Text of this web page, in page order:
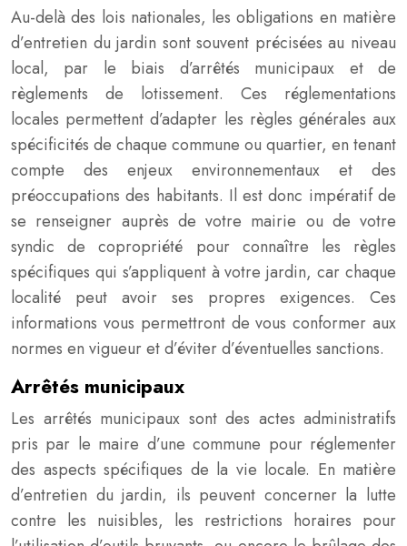
Au-delà des lois nationales, les obligations en matière
d’entretien du jardin sont souvent précisées au niveau
local, par le biais d’arrêtés municipaux et de
règlements de lotissement. Ces réglementations
locales permettent d’adapter les règles générales aux
spécificités de chaque commune ou quartier, en tenant
compte des enjeux environnementaux et des
préoccupations des habitants. Il est donc impératif de
se renseigner auprès de votre mairie ou de votre
syndic de copropriété pour connaître les règles
spécifiques qui s’appliquent à votre jardin, car chaque
localité peut avoir ses propres exigences. Ces
informations vous permettront de vous conformer aux
normes en vigueur et d’éviter d’éventuelles sanctions.
Arrêtés municipaux
Les arrêtés municipaux sont des actes administratifs
pris par le maire d’une commune pour réglementer
des aspects spécifiques de la vie locale. En matière
d’entretien du jardin, ils peuvent concerner la lutte
contre les nuisibles, les restrictions horaires pour